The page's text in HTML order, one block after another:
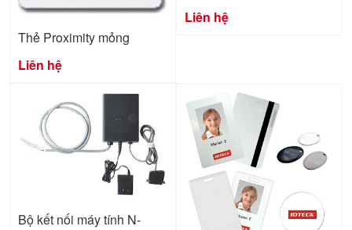
Thẻ Proximity mỏng
Liên hệ
Liên hệ
Bộ kết nối máy tính N-